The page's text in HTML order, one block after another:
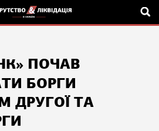
ПОЧАВ
БОРГИ
ДРУГОЇ ТА